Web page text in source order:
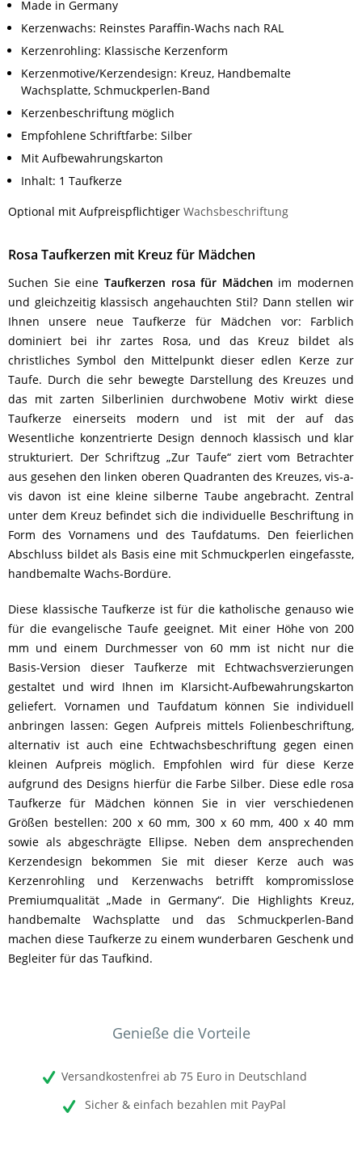
Made in Germany
Kerzenwachs: Reinstes Paraffin-Wachs nach RAL
Kerzenrohling: Klassische Kerzenform
Kerzenmotive/Kerzendesign: Kreuz, Handbemalte
Wachsplatte, Schmuckperlen-Band
Kerzenbeschriftung möglich
Empfohlene Schriftfarbe: Silber
Mit Aufbewahrungskarton
Inhalt: 1 Taufkerze
Optional mit Aufpreispflichtiger Wachsbeschriftung
Rosa Taufkerzen mit Kreuz für Mädchen
Suchen Sie eine Taufkerzen rosa für Mädchen im modernen
und gleichzeitig klassisch angehauchten Stil? Dann stellen wir
Ihnen unsere neue Taufkerze für Mädchen vor: Farblich
dominiert bei ihr zartes Rosa, und das Kreuz bildet als
christliches Symbol den Mittelpunkt dieser edlen Kerze zur
Taufe. Durch die sehr bewegte Darstellung des Kreuzes und
das mit zarten Silberlinien durchwobene Motiv wirkt diese
Taufkerze einerseits modern und ist mit der auf das
Wesentliche konzentrierte Design dennoch klassisch und klar
strukturiert. Der Schriftzug „Zur Taufe“ ziert vom Betrachter
aus gesehen den linken oberen Quadranten des Kreuzes, vis-a-
vis davon ist eine kleine silberne Taube angebracht. Zentral
unter dem Kreuz befindet sich die individuelle Beschriftung in
Form des Vornamens und des Taufdatums. Den feierlichen
Abschluss bildet als Basis eine mit Schmuckperlen eingefasste,
handbemalte Wachs-Bordüre.
Diese klassische Taufkerze ist für die katholische genauso wie
für die evangelische Taufe geeignet. Mit einer Höhe von 200
mm und einem Durchmesser von 60 mm ist nicht nur die
Basis-Version dieser Taufkerze mit Echtwachsverzierungen
gestaltet und wird Ihnen im Klarsicht-Aufbewahrungskarton
geliefert. Vornamen und Taufdatum können Sie individuell
anbringen lassen: Gegen Aufpreis mittels Folienbeschriftung,
alternativ ist auch eine Echtwachsbeschriftung gegen einen
kleinen Aufpreis möglich. Empfohlen wird für diese Kerze
aufgrund des Designs hierfür die Farbe Silber. Diese edle rosa
Taufkerze für Mädchen können Sie in vier verschiedenen
Größen bestellen: 200 x 60 mm, 300 x 60 mm, 400 x 40 mm
sowie als abgeschrägte Ellipse. Neben dem ansprechenden
Kerzendesign bekommen Sie mit dieser Kerze auch was
Kerzenrohling und Kerzenwachs betrifft kompromisslose
Premiumqualität „Made in Germany“. Die Highlights Kreuz,
handbemalte Wachsplatte und das Schmuckperlen-Band
machen diese Taufkerze zu einem wunderbaren Geschenk und
Begleiter für das Taufkind.
Genieße die Vorteile
Versandkostenfrei ab 75 Euro in Deutschland
Sicher & einfach bezahlen mit PayPal